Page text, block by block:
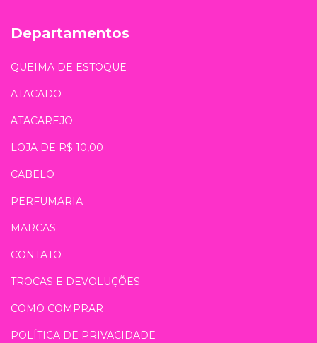
Departamentos
QUEIMA DE ESTOQUE
ATACADO
ATACAREJO
LOJA DE R$ 10,00
CABELO
PERFUMARIA
MARCAS
CONTATO
TROCAS E DEVOLUÇÕES
COMO COMPRAR
POLÍTICA DE PRIVACIDADE